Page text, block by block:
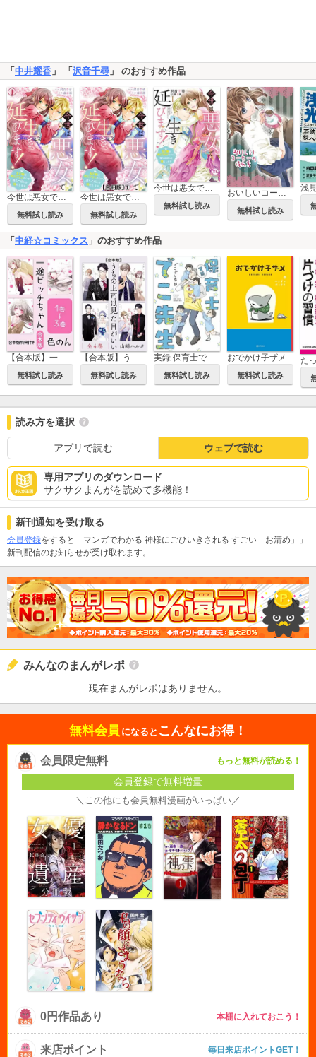
「 中井耀香 」 「 沢音千尋 」 のおすすめ作品
今世は悪女で生き延びます！～玉の輿は死亡フラグなので、落ちこぼれを婿にします～
無料試し読み
今世は悪女で生き延びます！～玉の輿は死亡フラグなので、落ちこぼれを婿にします～【合冊版】
無料試し読み
無料試し読み
おいしいコーヒーの淹れ方
無料試し読み
「 中経☆コミックス 」のおすすめ作品
無料試し読み 無料試し読み 無料試し読み
おでかけ子ザメ
無料試し読み
読み方を選択
アプリで読む ウェブで読む
専用アプリのダウンロード
サクサクまんがを読めて多機能！
新刊通知を受け取る
会員登録をすると「マンガでわかる 神様にごひいきされる すごい「お清め」」
新刊配信のお知らせが受け取れます。
みんなのまんがレポ
現在まんがレポはありません。
無料会員 になると こんなにお得！
会員限定無料 もっと無料が読める！
会員登録で無料増量
＼この他にも会員無料漫画がいっぱい／
0円作品あり 本棚に入れておこう！
来店ポイント 毎日来店ポイントGET！